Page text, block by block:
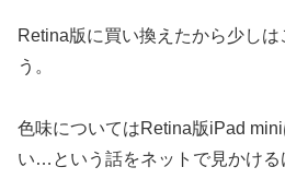
Retina版に買い換えたから少し
う。
色味についてはRetina版iPad
い…という話をネットで見かける